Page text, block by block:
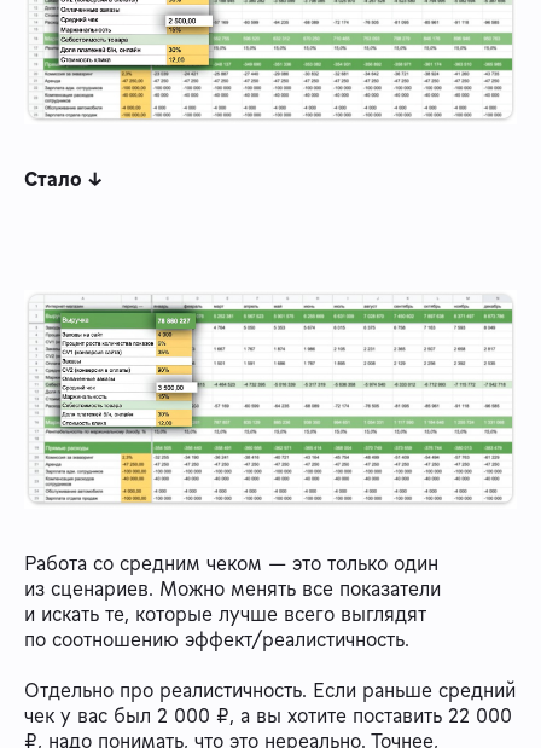
Стало ↓
Работа со средним чеком — это только один
из сценариев. Можно менять все показатели
и искать те, которые лучше всего выглядят
по соотношению эффект/реалистичность.
Отдельно про реалистичность. Если раньше средний
чек у вас был 2 000 ₽, а вы хотите поставить 22 000
₽, надо понимать, что это нереально. Точнее,